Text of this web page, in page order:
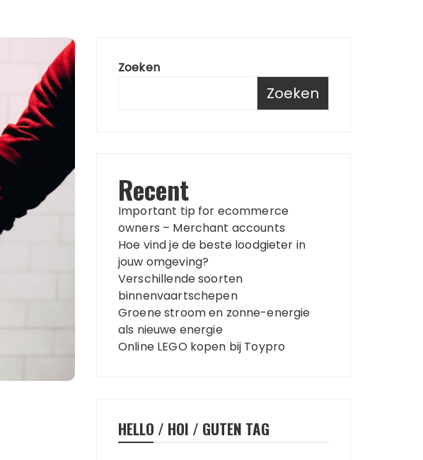
Zoeken
Zoeken
Recent
Important tip for ecommerce
owners – Merchant accounts
Hoe vind je de beste loodgieter in
jouw omgeving?
Verschillende soorten
binnenvaartschepen
Groene stroom en zonne-energie
als nieuwe energie
Online LEGO kopen bij Toypro
HELLO / HOI / GUTEN TAG